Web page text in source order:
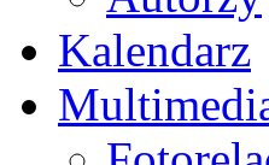
Kalendarz